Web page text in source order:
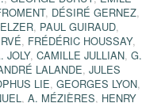
, DÉSIRÉ GERNEZ,
, PAUL GUIRAUD,
, FRÉDÉRIC HOUSSAY,
JOLY, CAMILLE JULLIAN, G.
LALANDE, JULES
LIE, GEORGES LYON,
, A. MÉZIÈRES, HENRY